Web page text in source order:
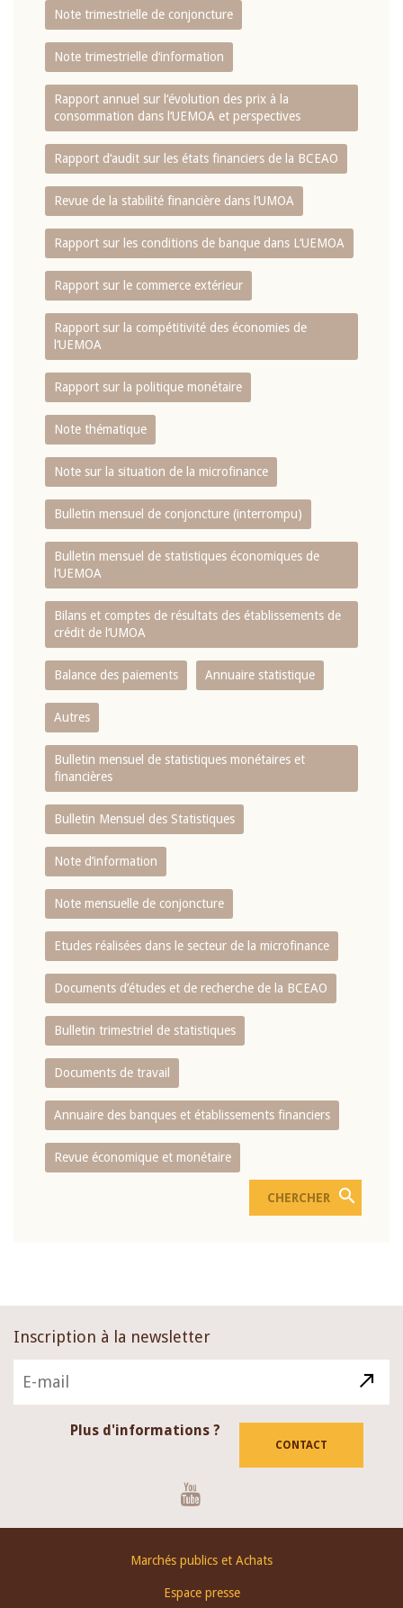
Note trimestrielle de conjoncture
Note trimestrielle d‘information
Rapport annuel sur l‘évolution des prix à la
consommation dans l‘UEMOA et perspectives
Rapport d‘audit sur les états financiers de la BCEAO
Revue de la stabilité financière dans l‘UMOA
Rapport sur les conditions de banque dans L‘UEMOA
Rapport sur le commerce extérieur
Rapport sur la compétitivité des économies de
l‘UEMOA
Rapport sur la politique monétaire
Note thématique
Note sur la situation de la microfinance
Bulletin mensuel de conjoncture (interrompu)
Bulletin mensuel de statistiques économiques de
l‘UEMOA
Bilans et comptes de résultats des établissements de
crédit de l‘UMOA
Balance des paiements Annuaire statistique
Autres
Bulletin mensuel de statistiques monétaires et
financières
Bulletin Mensuel des Statistiques
Note d’information
Note mensuelle de conjoncture
Etudes réalisées dans le secteur de la microfinance
Documents d’études et de recherche de la BCEAO
Bulletin trimestriel de statistiques
Documents de travail
Annuaire des banques et établissements financiers
Revue économique et monétaire
Inscription à la newsletter
Plus d'informations ?
CONTACT
Marchés publics et Achats
Espace presse